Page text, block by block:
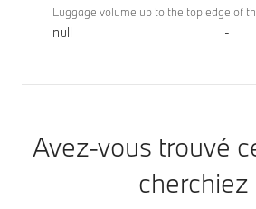
Luggage volume up to the top edge of
null -
Avez-vous trouvé
cherchiez